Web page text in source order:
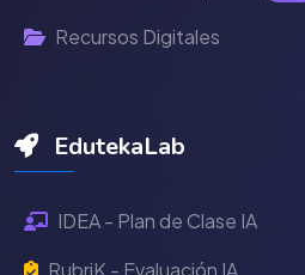
Recursos Digitales
EdutekaLab
IDEA - Plan de Clase IA
RubriK - Evaluación IA